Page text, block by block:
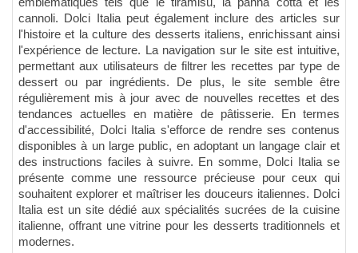
cannoli. Dolci Italia peut également inclure des articles sur
l'histoire et la culture des desserts italiens, enrichissant ainsi
l'expérience de lecture. La navigation sur le site est intuitive,
permettant aux utilisateurs de filtrer les recettes par type de
dessert ou par ingrédients. De plus, le site semble être
régulièrement mis à jour avec de nouvelles recettes et des
tendances actuelles en matière de pâtisserie. En termes
d'accessibilité, Dolci Italia s'efforce de rendre ses contenus
disponibles à un large public, en adoptant un langage clair et
des instructions faciles à suivre. En somme, Dolci Italia se
présente comme une ressource précieuse pour ceux qui
souhaitent explorer et maîtriser les douceurs italiennes. Dolci
Italia est un site dédié aux spécialités sucrées de la cuisine
italienne, offrant une vitrine pour les desserts traditionnels et
modernes.